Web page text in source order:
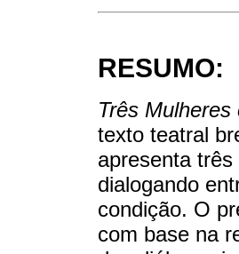
RESUMO:
Três
texto teatral
apresenta
dialogando
condição. O
com base na